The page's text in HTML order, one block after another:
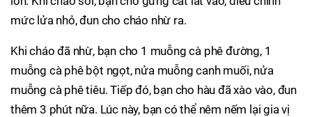
mức lửa nhỏ, đun cho cháo nhừ ra.
Khi cháo đã nhừ, bạn cho 1 muỗng cà phê đường, 1
muỗng cà phê bột ngọt, nửa muỗng canh muối, nửa
muỗng cà phê tiêu. Tiếp đó, bạn cho hàu đã xào vào, đun
thêm 3 phút nữa. Lúc này, bạn có thể nêm nếm lại gia vị